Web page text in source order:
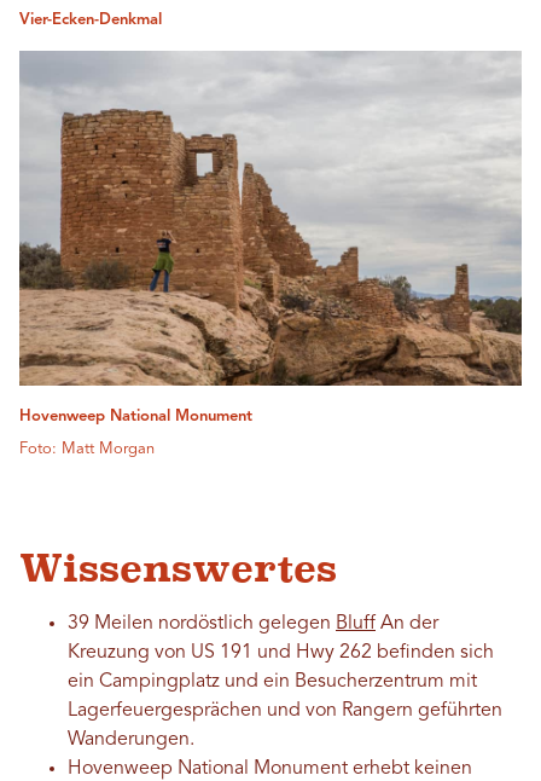
Vier-Ecken-Denkmal
Hovenweep National Monument
Foto: Matt Morgan
Wissenswertes
39 Meilen nordöstlich gelegen Bluff An der
Kreuzung von US 191 und Hwy 262 befinden sich
ein Campingplatz und ein Besucherzentrum mit
Lagerfeuergesprächen und von Rangern geführten
Wanderungen.
Hovenweep National Monument erhebt keinen